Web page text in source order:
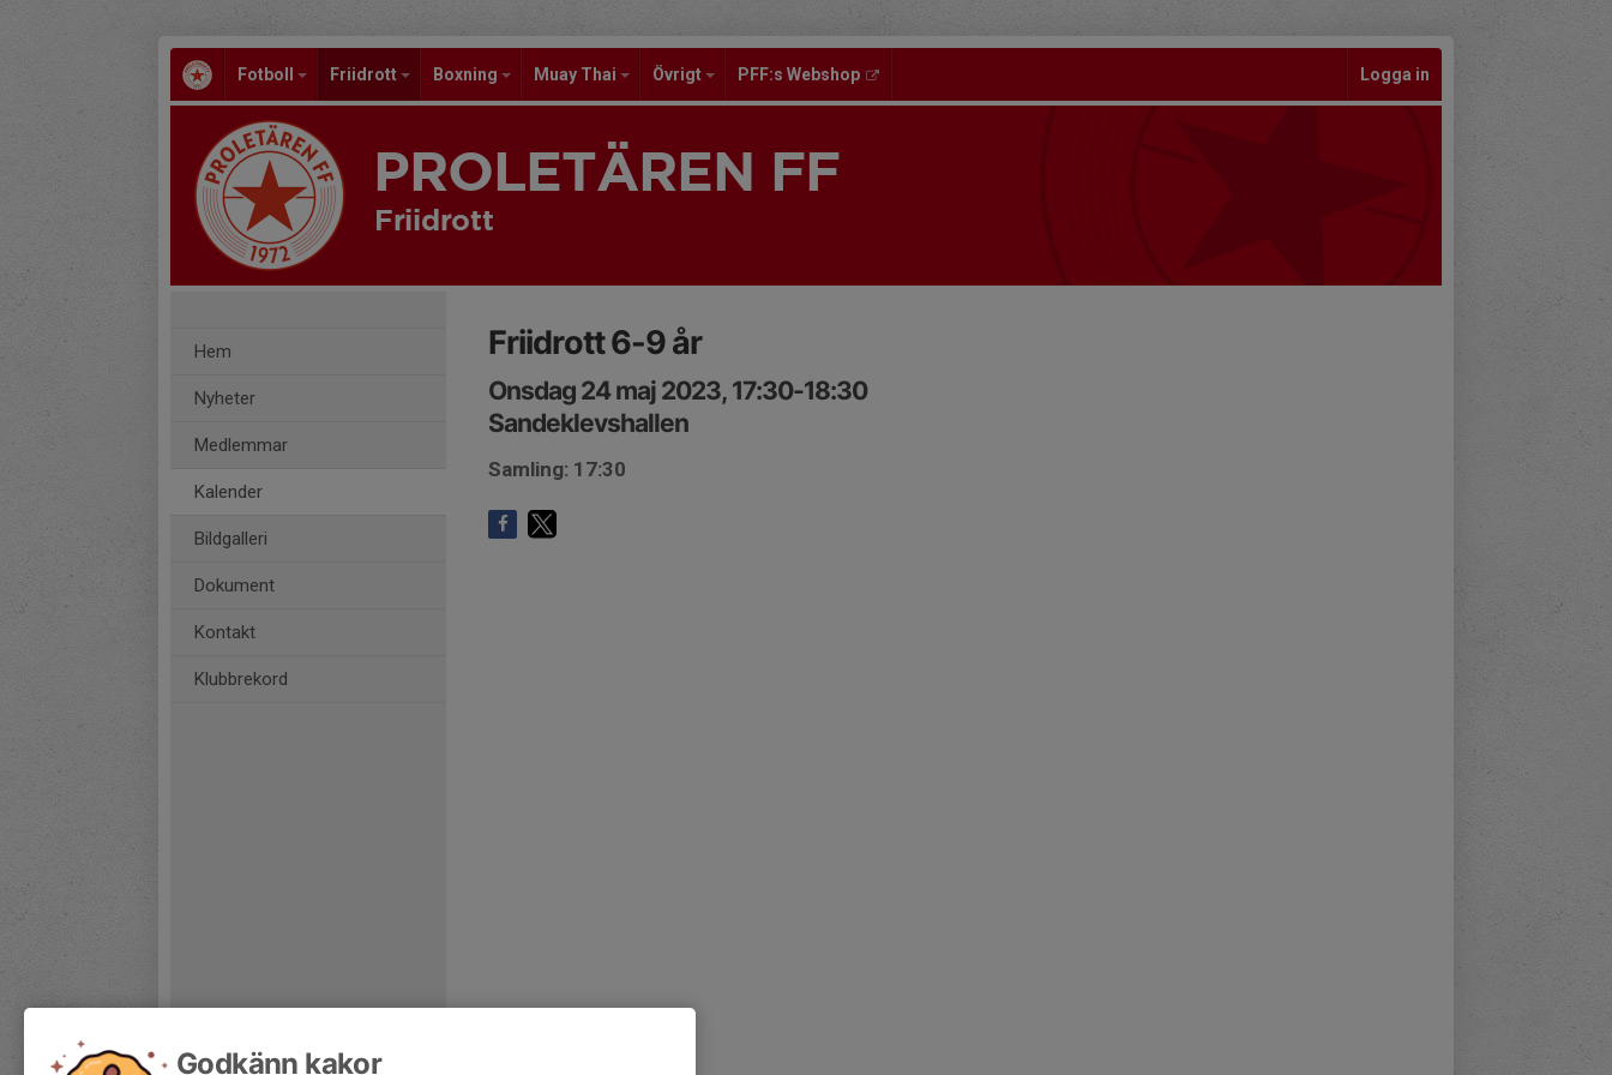
Fotboll Friidrott Boxning Muay Thai Övrigt PFF:s Webshop Logga in
PROLETÄREN FF
Friidrott
Hem
Nyheter
Medlemmar
Kalender
Bildgalleri
Dokument
Kontakt
Klubbrekord
Friidrott 6-9 år
Onsdag 24 maj 2023, 17:30-18:30
Sandeklevshallen
Samling: 17:30
Godkänn kakor